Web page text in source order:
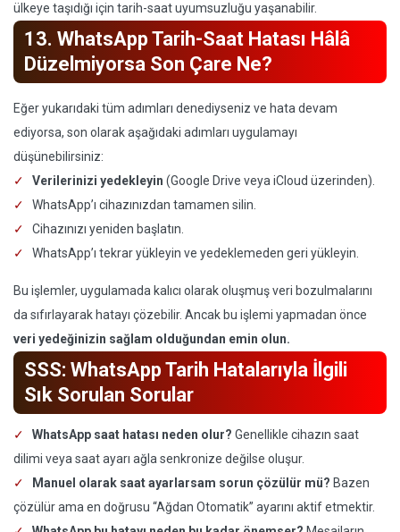
ülkeye taşıdığı için tarih-saat uyumsuzluğu yaşanabilir.
13. WhatsApp Tarih-Saat Hatası Hâlâ
Düzelmiyorsa Son Çare Ne?
Eğer yukarıdaki tüm adımları denediyseniz ve hata devam
ediyorsa, son olarak aşağıdaki adımları uygulamayı
düşünebilirsiniz:
Verilerinizi yedekleyin (Google Drive veya iCloud üzerinden).
WhatsApp’ı cihazınızdan tamamen silin.
Cihazınızı yeniden başlatın.
WhatsApp’ı tekrar yükleyin ve yedeklemeden geri yükleyin.
Bu işlemler, uygulamada kalıcı olarak oluşmuş veri bozulmalarını
da sıfırlayarak hatayı çözebilir. Ancak bu işlemi yapmadan önce
veri yedeğinizin sağlam olduğundan emin olun.
SSS: WhatsApp Tarih Hatalarıyla İlgili
Sık Sorulan Sorular
WhatsApp saat hatası neden olur? Genellikle cihazın saat
dilimi veya saat ayarı ağla senkronize değilse oluşur.
Manuel olarak saat ayarlarsam sorun çözülür mü? Bazen
çözülür ama en doğrusu “Ağdan Otomatik” ayarını aktif etmektir.